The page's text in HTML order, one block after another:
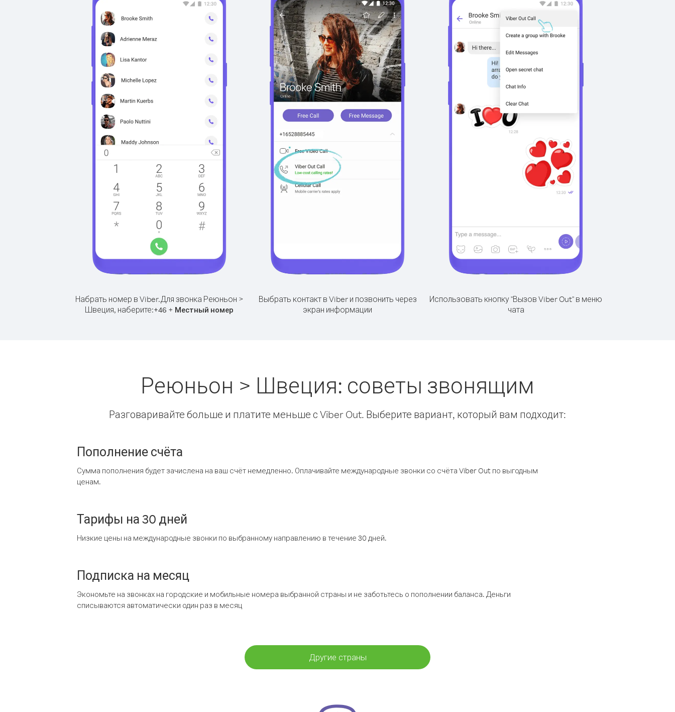
Набрать номер в Viber.Для звонка Реюньон >
Швеция, наберите:+46 + Местный номер
Выбрать контакт в Viber и позвонить через
экран информации
Использовать кнопку "Вызов Viber Out" в меню
чата
Реюньон > Швеция: советы звонящим
Разговаривайте больше и платите меньше с Viber Out. Выберите вариант, который вам подходит:
Пополнение счёта
Сумма пополнения будет зачислена на ваш счёт немедленно. Оплачивайте международные звонки со счёта Viber Out по выгодным
ценам.
Тарифы на 30 дней
Низкие цены на международные звонки по выбранному направлению в течение 30 дней.
Подписка на месяц
Экономьте на звонках на городские и мобильные номера выбранной страны и не заботьтесь о пополнении баланса. Деньги
списываются автоматически один раз в месяц
Другие страны